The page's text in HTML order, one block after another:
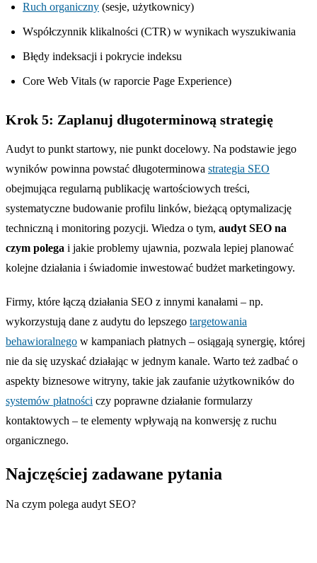
Ruch organiczny (sesje, użytkownicy)
Współczynnik klikalności (CTR) w wynikach wyszukiwania
Błędy indeksacji i pokrycie indeksu
Core Web Vitals (w raporcie Page Experience)
Krok 5: Zaplanuj długoterminową strategię
Audyt to punkt startowy, nie punkt docelowy. Na podstawie jego
wyników powinna powstać długoterminowa strategia SEO
obejmująca regularną publikację wartościowych treści,
systematyczne budowanie profilu linków, bieżącą optymalizację
techniczną i monitoring pozycji. Wiedza o tym, audyt SEO na
czym polega i jakie problemy ujawnia, pozwala lepiej planować
kolejne działania i świadomie inwestować budżet marketingowy.
Firmy, które łączą działania SEO z innymi kanałami – np.
wykorzystują dane z audytu do lepszego targetowania
behawioralnego w kampaniach płatnych – osiągają synergię, której
nie da się uzyskać działając w jednym kanale. Warto też zadbać o
aspekty biznesowe witryny, takie jak zaufanie użytkowników do
systemów płatności czy poprawne działanie formularzy
kontaktowych – te elementy wpływają na konwersję z ruchu
organicznego.
Najczęściej zadawane pytania
Na czym polega audyt SEO?